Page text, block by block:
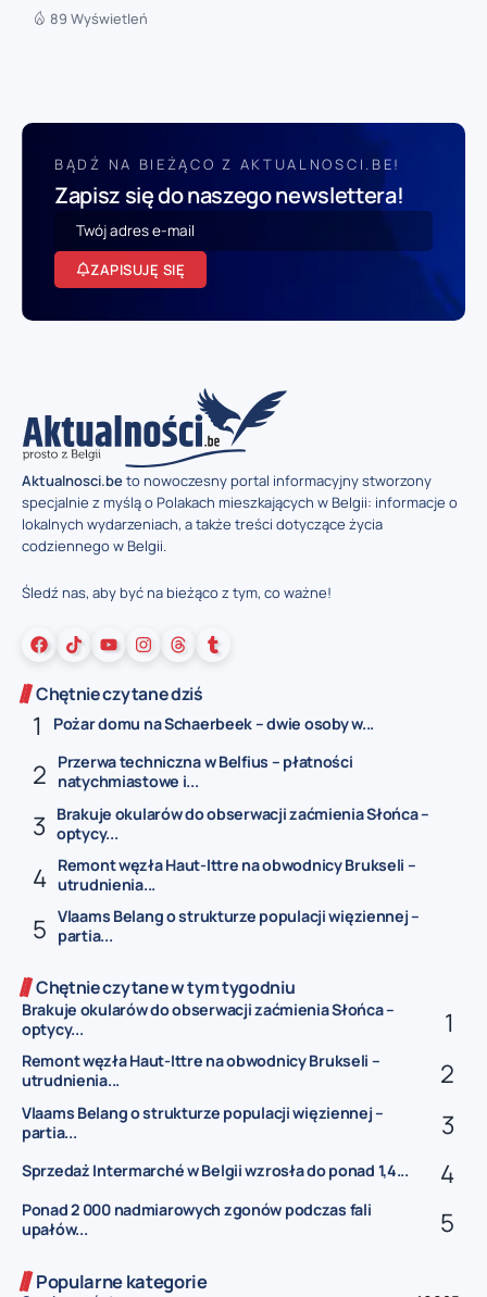
89 Wyświetleń
BĄDŹ NA BIEŻĄCO Z AKTUALNOSCI.BE!
Zapisz się do naszego newslettera!
ZAPISUJĘ SIĘ
Aktualnosci.beto nowoczesny portal informacyjny stworzony
specjalnie z myślą o Polakach mieszkających w Belgii: informacje o
lokalnych wydarzeniach, a także treści dotyczące życia
codziennego w Belgii.
Śledź nas, aby być na bieżąco z tym, co ważne!
Chętnie czytane dziś
Pożar domu na Schaerbeek – dwie osoby w...
Przerwa techniczna w Belfius – płatności
natychmiastowe i...
Brakuje okularów do obserwacji zaćmienia Słońca –
optycy...
Remont węzła Haut-Ittre na obwodnicy Brukseli –
utrudnienia...
Vlaams Belang o strukturze populacji więziennej –
partia...
Chętnie czytane w tym tygodniu
Brakuje okularów do obserwacji zaćmienia Słońca –
optycy...
Remont węzła Haut-Ittre na obwodnicy Brukseli –
utrudnienia...
Vlaams Belang o strukturze populacji więziennej –
partia...
Sprzedaż Intermarché w Belgii wzrosła do ponad 1,4...
Ponad 2 000 nadmiarowych zgonów podczas fali
upałów...
Popularne kategorie